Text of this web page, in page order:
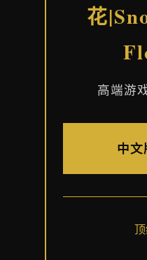
花
高端游
中